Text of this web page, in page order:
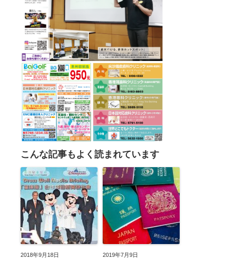
こんな記事もよく読まれています
2018年9月18日 2019年7月9日